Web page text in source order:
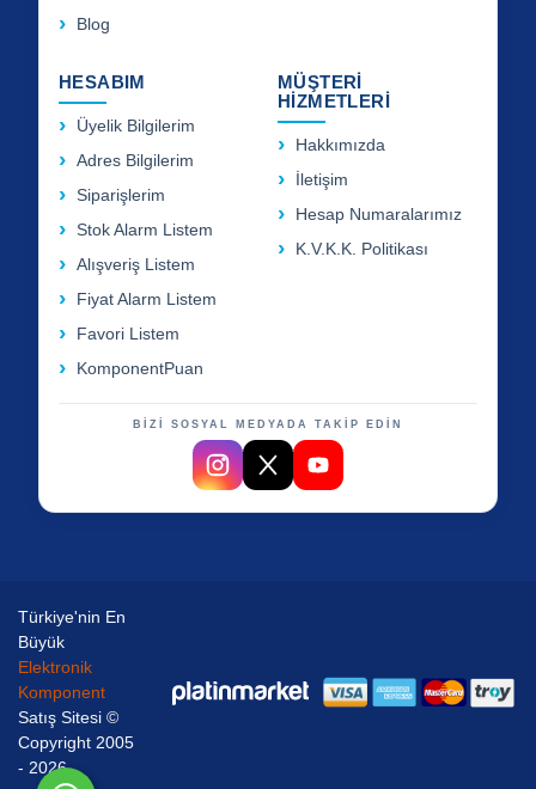
Blog
HESABIM
Üyelik Bilgilerim
Adres Bilgilerim
Siparişlerim
Stok Alarm Listem
Alışveriş Listem
Fiyat Alarm Listem
Favori Listem
KomponentPuan
MÜŞTERİ
HİZMETLERİ
Hakkımızda
İletişim
Hesap Numaralarımız
K.V.K.K. Politikası
BİZİ SOSYAL MEDYADA TAKİP EDİN
Türkiye'nin En
Büyük
Elektronik
Komponent
Satış Sitesi ©
Copyright 2005
- 2026